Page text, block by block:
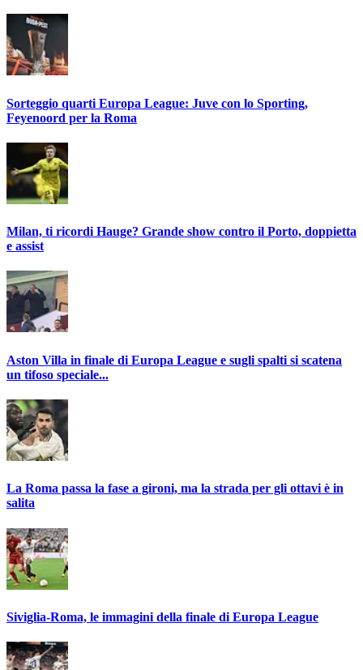
Sorteggio quarti Europa League: Juve con lo Sporting,
Feyenoord per la Roma
Milan, ti ricordi Hauge? Grande show contro il Porto, doppietta
e assist
Aston Villa in finale di Europa League e sugli spalti si scatena
un tifoso speciale...
La Roma passa la fase a gironi, ma la strada per gli ottavi è in
salita
Siviglia-Roma, le immagini della finale di Europa League